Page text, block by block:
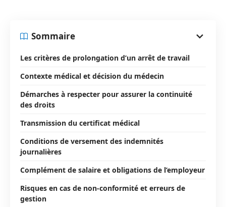
Sommaire
Les critères de prolongation d’un arrêt de travail
Contexte médical et décision du médecin
Démarches à respecter pour assurer la continuité
des droits
Transmission du certificat médical
Conditions de versement des indemnités
journalières
Complément de salaire et obligations de l’employeur
Risques en cas de non-conformité et erreurs de
gestion